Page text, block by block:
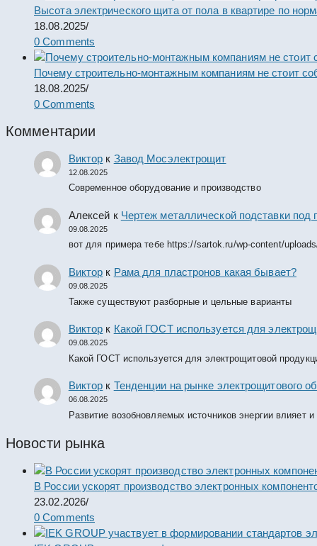
Высота электрического щита от пола в квартире по
18.08.2025/
0 Comments
Почему строительно-монтажным компаниям не стоит
18.08.2025/
0 Comments
Комментарии
Виктор к Завод Мосэлектрощит
12.08.2025
Современное оборудование и производство
Алексей к Чертеж металлической подставки
09.08.2025
вот для примера тебе https://sartok.ru/wp-content/
Виктор к Рама для пластронов какая бывает?
09.08.2025
Также существуют разборные и цельные варианты
Виктор к Какой ГОСТ используется для
09.08.2025
Какой ГОСТ используется для электрощитовой
Виктор к Тенденции на рынке электрощитового
06.08.2025
Развитие возобновляемых источников энергии влияет
Новости рынка
В России ускорят производство электронных
23.02.2026/
0 Comments